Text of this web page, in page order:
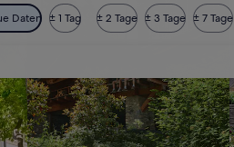
Daten ± 1 Tag ± 2 Tage ± 3 Tage ± 7 Tage